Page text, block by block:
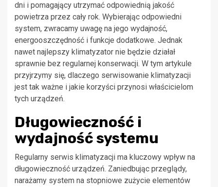
dni i pomagający utrzymać odpowiednią jakość
powietrza przez cały rok. Wybierając odpowiedni
system, zwracamy uwagę na jego wydajność,
energooszczędność i funkcje dodatkowe. Jednak
nawet najlepszy klimatyzator nie będzie działał
sprawnie bez regularnej konserwacji. W tym artykule
przyjrzymy się, dlaczego serwisowanie klimatyzacji
jest tak ważne i jakie korzyści przynosi właścicielom
tych urządzeń.
Długowieczność i
wydajność systemu
Regularny serwis klimatyzacji ma kluczowy wpływ na
długowieczność urządzeń. Zaniedbując przeglądy,
narażamy system na stopniowe zużycie elementów